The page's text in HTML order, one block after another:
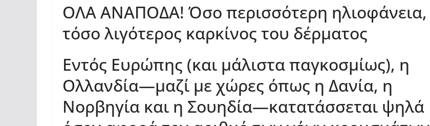
ΟΛΑ ΑΝΑΠΟΔΑ! Όσο περισσότερη ηλιοφάνεια,
τόσο λιγότερος καρκίνος του δέρματος
Εντός Ευρώπης (και μάλιστα παγκοσμίως), η
Ολλανδία—μαζί με χώρες όπως η Δανία, η
Νορβηγία και η Σουηδία—κατατάσσεται ψηλά